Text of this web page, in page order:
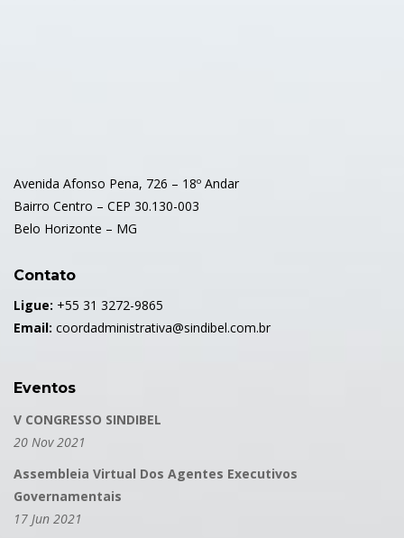
Avenida Afonso Pena, 726 – 18º Andar
Bairro Centro – CEP 30.130-003
Belo Horizonte – MG
Contato
Ligue: +55 31 3272-9865
Email: coordadministrativa@sindibel.com.br
Eventos
V CONGRESSO SINDIBEL
20 Nov 2021
Assembleia Virtual Dos Agentes Executivos
Governamentais
17 Jun 2021